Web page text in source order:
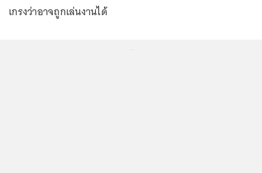
เกรงว่าอาจถูกเล่นงานได้